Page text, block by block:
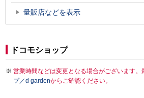
量販店などを表示
ドコモショップ
営業時間などは変更となる場合がございます。
プ／d gardenからご確認ください。